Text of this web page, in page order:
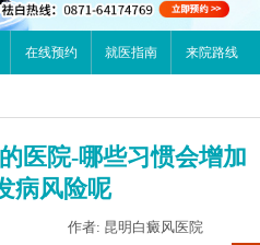
在线预约 就医指南 来院路线
医院-哪些习惯会增加
病风险呢
作者: 昆明白癜风医院